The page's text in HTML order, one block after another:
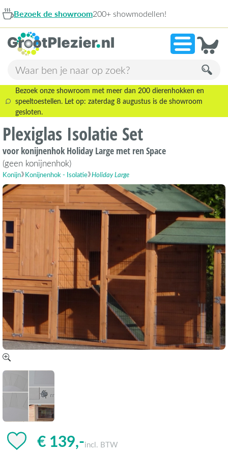
200+ showmodellen!
Bezoek onze showroom met meer dan 200 dierenhokken en
speeltoestellen. Let op: zaterdag 8 augustus is de showroom
gesloten.
Plexiglas Isolatie Set
voor konijnenhok Holiday Large met ren Space
(geen konijnenhok)
Konijn Konijnenhok - Isolatie Holiday Large
€ 139,-incl. BTW